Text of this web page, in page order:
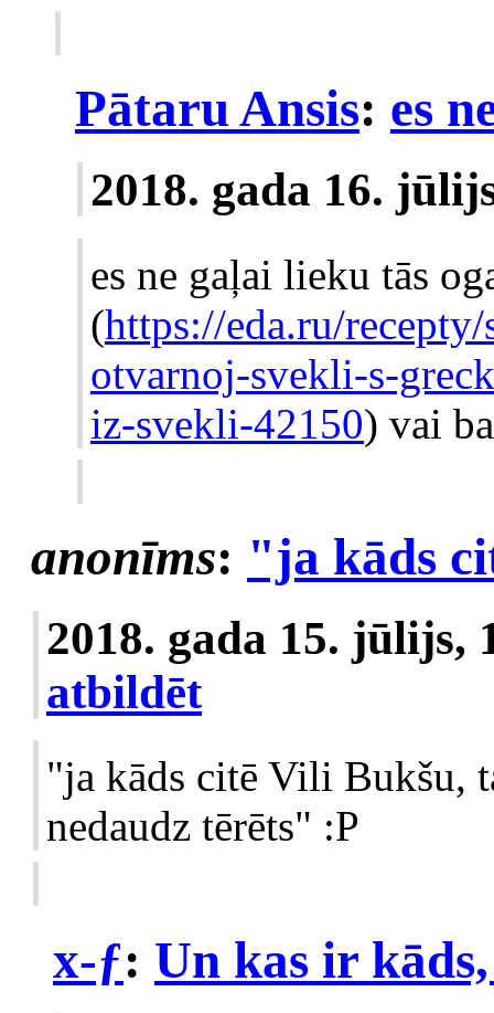
Pātaru Ansis: es
2018. gada 16.
es ne gaļai lieku tās
(https://eda.ru/
otvarnoj-svekli-s-
iz-svekli-42150) vai
anonīms: "ja kāds
2018. gada 15. jūlijs,
atbildēt
"ja kāds citē Vili Bukšu,
nedaudz tērēts" :P
x-ƒ: Un kas ir